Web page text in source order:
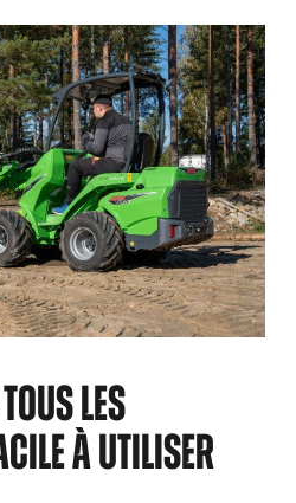
LES
À UTILISER